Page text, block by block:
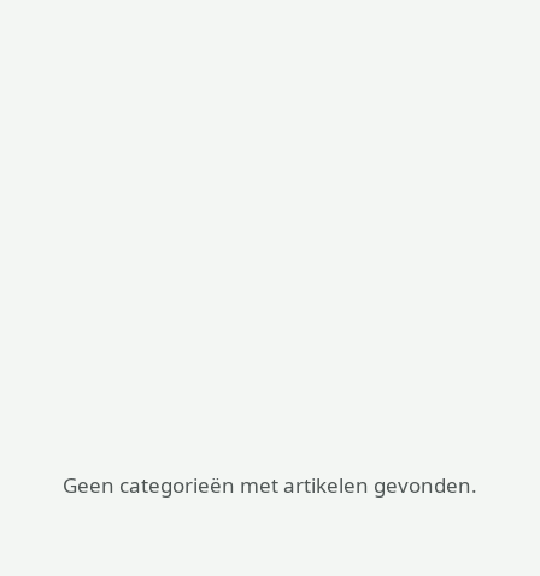
Geen categorieën met artikelen gevonden.